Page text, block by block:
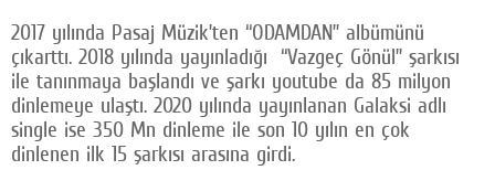
2017 yılında Pasaj Müzik’ten “ODAMDAN” albümünü
çıkarttı. 2018 yılında yayınladığı “Vazgeç Gönül” şarkısı
ile tanınmaya başlandı ve şarkı youtube da 85 milyon
dinlemeye ulaştı. 2020 yılında yayınlanan Galaksi adlı
single ise 350 Mn dinleme ile son 10 yılın en çok
dinlenen ilk 15 şarkısı arasına girdi.